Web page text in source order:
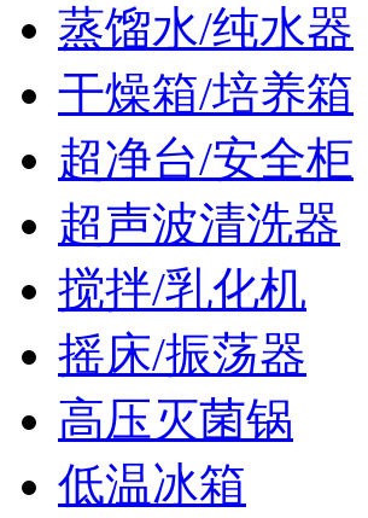
蒸馏水/纯水器
干燥箱/培养箱
超净台/安全柜
超声波清洗器
搅拌/乳化机
摇床/振荡器
高压灭菌锅
低温冰箱